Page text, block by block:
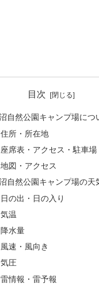
目次
自然公園キャンプ場につ
住所・所在地
座席表・アクセス・駐車場
地図・アクセス
自然公園キャンプ場の天
日の出・日の入り
気温
降水量
風速・風向き
気圧
雷情報・雷予報